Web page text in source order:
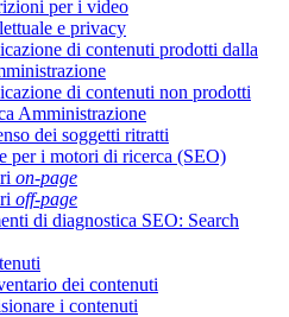
per i video
e privacy
di contenuti prodotti dalla
di contenuti non prodotti
Amministrazione
dei soggetti ritratti
per i motori di ricerca (SEO)
on-page
off-page
di diagnostica SEO: Search
dei contenuti
i contenuti